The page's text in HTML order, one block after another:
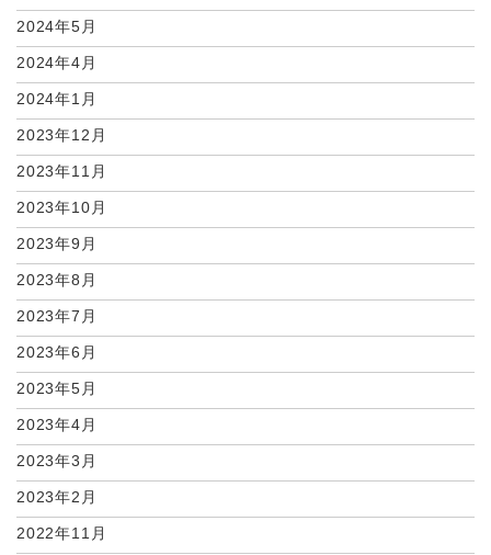
2024年5月
2024年4月
2024年1月
2023年12月
2023年11月
2023年10月
2023年9月
2023年8月
2023年7月
2023年6月
2023年5月
2023年4月
2023年3月
2023年2月
2022年11月